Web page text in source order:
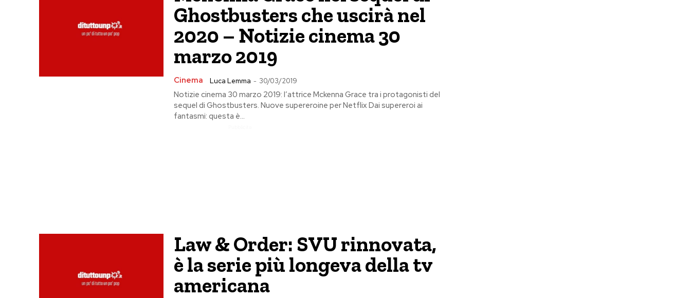
Ghostbusters che uscirà nel
2020 – Notizie cinema 30
marzo 2019
Cinema Luca Lemma - 30/03/2019
Notizie cinema 30 marzo 2019: l’attrice Mckenna Grace tra i protagonisti del
sequel di Ghostbusters. Nuove supereroine per Netflix Dai supereroi ai
fantasmi: questa è...
Law & Order: SVU rinnovata,
è la serie più longeva della tv
americana